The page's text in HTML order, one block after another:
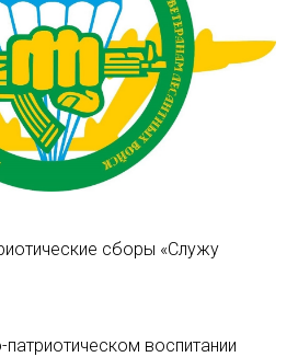
сборы «Служу
воспитании